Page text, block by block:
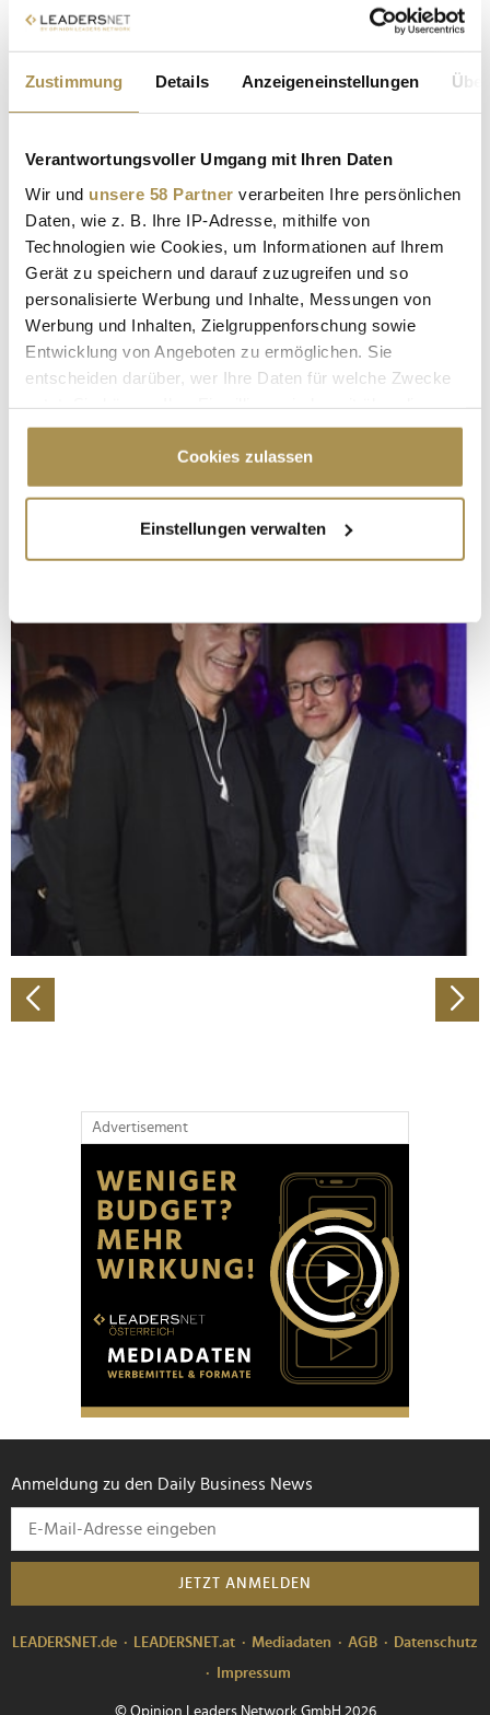
Zustimmung Details Anzeigeneinstellungen
Verantwortungsvoller Umgang mit Ihren Daten
Wir und unsere 58 Partner verarbeiten Ihre persönlichen
Daten, wie z. B. Ihre IP-Adresse, mithilfe von
Technologien wie Cookies, um Informationen auf Ihrem
Gerät zu speichern und darauf zuzugreifen und so
personalisierte Werbung und Inhalte, Messungen von
Werbung und Inhalten, Zielgruppenforschung sowie
Entwicklung von Angeboten zu ermöglichen. Sie
entscheiden darüber, wer Ihre Daten für welche Zwecke
Cookie-Erklärung oder durch Klicken auf das Privacy
Trigger Symbol ändern oder widerrufen
Informationen über Ihre geografische Lage
erfassen, welche bis auf einige Meter genau sein
bestimmten Merkmalen (Fingerprinting) identifizieren
Erfahren Sie mehr darüber, wie Ihre persönlichen Daten
verarbeitet werden, und legen Sie Ihre Präferenzen im
Abschnitt Einzelheitenfest.
Wir verwenden Cookies, um Inhalte und Anzeigen zu
personalisieren, Funktionen für soziale Medien anbieten
zu können und die Zugriffe auf unsere Website zu
analysieren. Außerdem geben wir Informationen zu Ihrer
Verwendung unserer Website an unsere Partner für
soziale Medien, Werbung und Analysen weiter. Unsere
Partner führen diese Informationen möglicherweise mit
haben oder die sie im Rahmen Ihrer Nutzung der Dienste
gesammelt haben.
Cookies zulassen
Einstellungen verwalten
Advertisement
Anmeldung zu den Daily Business News
JETZT ANMELDEN
LEADERSNET.de LEADERSNET.at Mediadaten AGB
Datenschutz
Impressum